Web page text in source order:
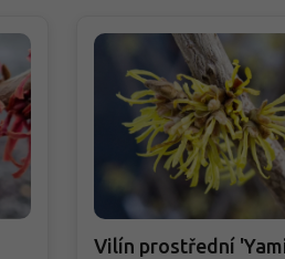
Vilín prostřední